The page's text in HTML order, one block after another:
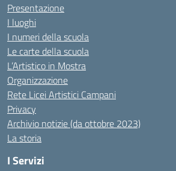
Presentazione
I luoghi
I numeri della scuola
Le carte della scuola
L’Artistico in Mostra
Organizzazione
Rete Licei Artistici Campani
Privacy
Archivio notizie (da ottobre 2023)
La storia
I Servizi